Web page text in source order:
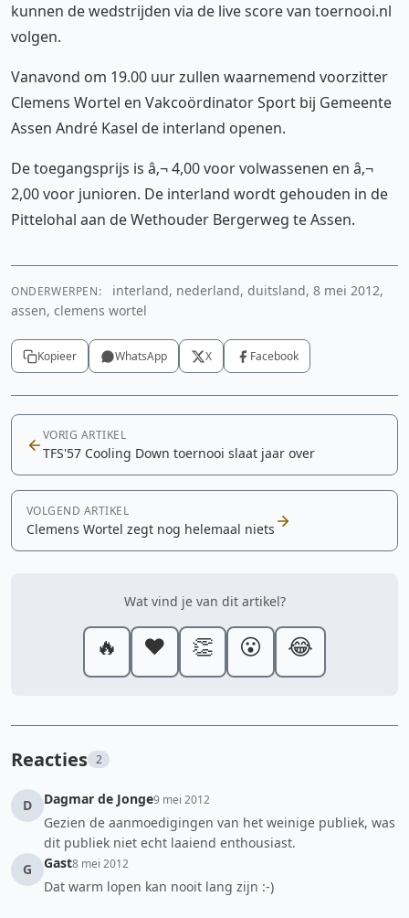
kunnen de wedstrijden via de live score van toernooi.nl
volgen.
Vanavond om 19.00 uur zullen waarnemend voorzitter
Clemens Wortel en Vakcoördinator Sport bij Gemeente
Assen André Kasel de interland openen.
De toegangsprijs is â‚¬ 4,00 voor volwassenen en â‚¬
2,00 voor junioren. De interland wordt gehouden in de
Pittelohal aan de Wethouder Bergerweg te Assen.
ONDERWERPEN:
interland, nederland, duitsland, 8 mei 2012,
assen, clemens wortel
Kopieer WhatsApp X Facebook
VORIG ARTIKEL
TFS'57 Cooling Down toernooi slaat jaar over
VOLGEND ARTIKEL
Clemens Wortel zegt nog helemaal niets
Wat vind je van dit artikel?
🔥 ❤️ 👏 😮 😂
Reacties 2
D Dagmar de Jonge9 mei 2012
Gezien de aanmoedigingen van het weinige publiek, was
dit publiek niet echt laaiend enthousiast.
G
Gast8 mei 2012
Dat warm lopen kan nooit lang zijn :-)